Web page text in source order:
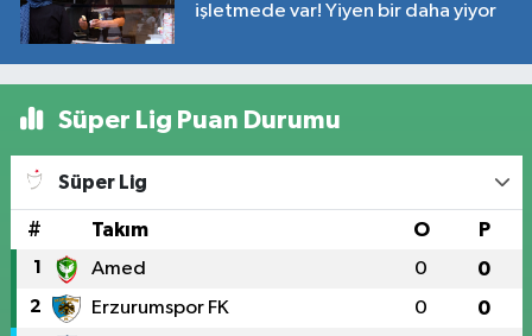
işletmede var! Yiyen bir daha yiyor
Süper Lig Puan Durumu
Süper Lig
# Takım O P
1 Amed 0 0
2 Erzurumspor FK 0 0